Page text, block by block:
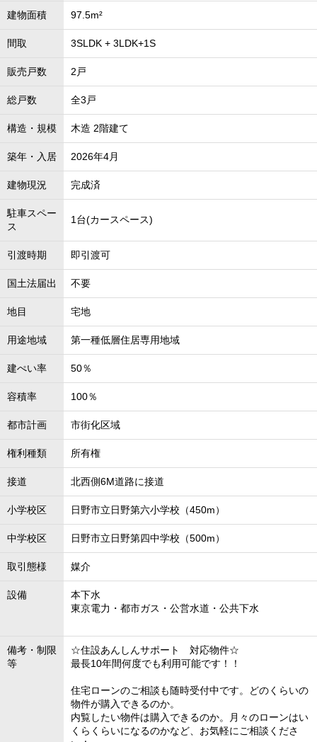
建物面積 97.5m²
間取 3SLDK + 3LDK+1S
販売戸数 2戸
総戸数 全3戸
構造・規模 木造 2階建て
築年・入居 2026年4月
建物現況 完成済
駐車スペー
ス
1台(カースペース)
引渡時期 即引渡可
国土法届出 不要
地目 宅地
用途地域 第一種低層住居専用地域
建ぺい率 50％
容積率 100％
都市計画 市街化区域
権利種類 所有権
接道 北西側6M道路に接道
小学校区 日野市立日野第六小学校（450m）
中学校区 日野市立日野第四中学校（500m）
取引態様 媒介
設備
本下水
東京電力・都市ガス・公営水道・公共下水
備考・制限
等
☆住設あんしんサポート 対応物件☆
最長10年間何度でも利用可能です！！
住宅ローンのご相談も随時受付中です。どのくらいの
物件が購入できるのか。
内覧したい物件は購入できるのか。月々のローンはい
くらくらいになるのかなど、お気軽にご相談くださ